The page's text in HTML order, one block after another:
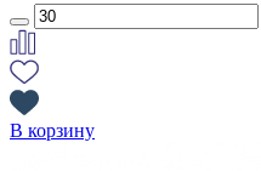
В корзину